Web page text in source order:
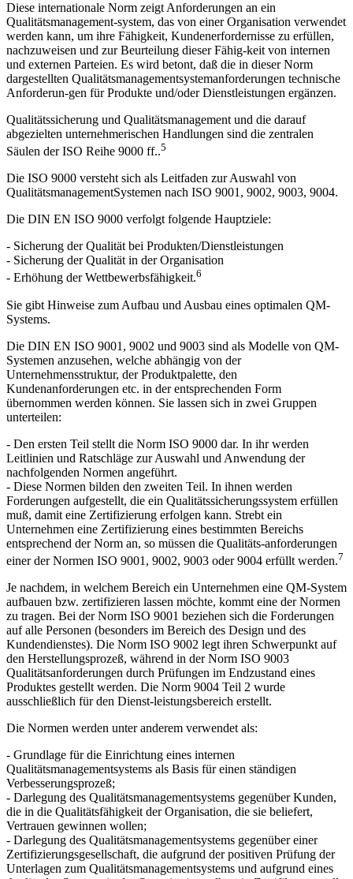
Diese internationale Norm zeigt Anforderungen an ein
Qualitätsmanagement-system, das von einer Organisation verwendet
werden kann, um ihre Fähigkeit, Kundenerfordernisse zu erfüllen,
nachzuweisen und zur Beurteilung dieser Fähig-keit von internen
und externen Parteien. Es wird betont, daß die in dieser Norm
dargestellten Qualitätsmanagementsystemanforderungen technische
Anforderun-gen für Produkte und/oder Dienstleistungen ergänzen.
Qualitätssicherung und Qualitätsmanagement und die darauf
abgezielten unternehmerischen Handlungen sind die zentralen
Säulen der ISO Reihe 9000 ff..5
Die ISO 9000 versteht sich als Leitfaden zur Auswahl von
QualitätsmanagementSystemen nach ISO 9001, 9002, 9003, 9004.
Die DIN EN ISO 9000 verfolgt folgende Hauptziele:
- Sicherung der Qualität bei Produkten/Dienstleistungen
- Sicherung der Qualität in der Organisation
- Erhöhung der Wettbewerbsfähigkeit.6
Sie gibt Hinweise zum Aufbau und Ausbau eines optimalen QM-
Systems.
Die DIN EN ISO 9001, 9002 und 9003 sind als Modelle von QM-
Systemen anzusehen, welche abhängig von der
Unternehmensstruktur, der Produktpalette, den
Kundenanforderungen etc. in der entsprechenden Form
übernommen werden können. Sie lassen sich in zwei Gruppen
unterteilen:
- Den ersten Teil stellt die Norm ISO 9000 dar. In ihr werden
Leitlinien und Ratschläge zur Auswahl und Anwendung der
nachfolgenden Normen angeführt.
- Diese Normen bilden den zweiten Teil. In ihnen werden
Forderungen aufgestellt, die ein Qualitätssicherungssystem erfüllen
muß, damit eine Zertifizierung erfolgen kann. Strebt ein
Unternehmen eine Zertifizierung eines bestimmten Bereichs
entsprechend der Norm an, so müssen die Qualitäts-anforderungen
einer der Normen ISO 9001, 9002, 9003 oder 9004 erfüllt werden.7
Je nachdem, in welchem Bereich ein Unternehmen eine QM-System
aufbauen bzw. zertifizieren lassen möchte, kommt eine der Normen
zu tragen. Bei der Norm ISO 9001 beziehen sich die Forderungen
auf alle Personen (besonders im Bereich des Design und des
Kundendienstes). Die Norm ISO 9002 legt ihren Schwerpunkt auf
den Herstellungsprozeß, während in der Norm ISO 9003
Qualitätsanforderungen durch Prüfungen im Endzustand eines
Produktes gestellt werden. Die Norm 9004 Teil 2 wurde
ausschließlich für den Dienst-leistungsbereich erstellt.
Die Normen werden unter anderem verwendet als:
- Grundlage für die Einrichtung eines internen
Qualitätsmanagementsystems als Basis für einen ständigen
Verbesserungsprozeß;
- Darlegung des Qualitätsmanagementsystems gegenüber Kunden,
die in die Qualitätsfähigkeit der Organisation, die sie beliefert,
Vertrauen gewinnen wollen;
- Darlegung des Qualitätsmanagementsystems gegenüber einer
Zertifizierungsgesellschaft, die aufgrund der positiven Prüfung der
Unterlagen zum Qualitätsmanagementsystems und aufgrund eines